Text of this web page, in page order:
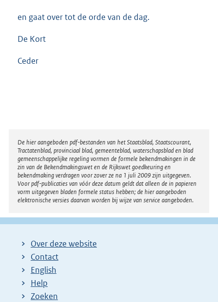
en gaat over tot de orde van de dag.
De Kort
Ceder
Disclaimer
De hier aangeboden pdf-bestanden van het Staatsblad, Staatscourant,
Tractatenblad, provinciaal blad, gemeenteblad, waterschapsblad en blad
gemeenschappelijke regeling vormen de formele bekendmakingen in de
zin van de Bekendmakingswet en de Rijkswet goedkeuring en
bekendmaking verdragen voor zover ze na 1 juli 2009 zijn uitgegeven.
Voor pdf-publicaties van vóór deze datum geldt dat alleen de in papieren
vorm uitgegeven bladen formele status hebben; de hier aangeboden
elektronische versies daarvan worden bij wijze van service aangeboden.
Over deze website
Contact
English
Help
Zoeken